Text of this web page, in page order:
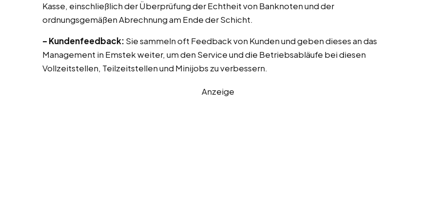
Kasse, einschließlich der Überprüfung der Echtheit von Banknoten und der
ordnungsgemäßen Abrechnung am Ende der Schicht.
– Kundenfeedback: Sie sammeln oft Feedback von Kunden und geben dieses an das
Management in Emstek weiter, um den Service und die Betriebsabläufe bei diesen
Vollzeitstellen, Teilzeitstellen und Minijobs zu verbessern.
Anzeige